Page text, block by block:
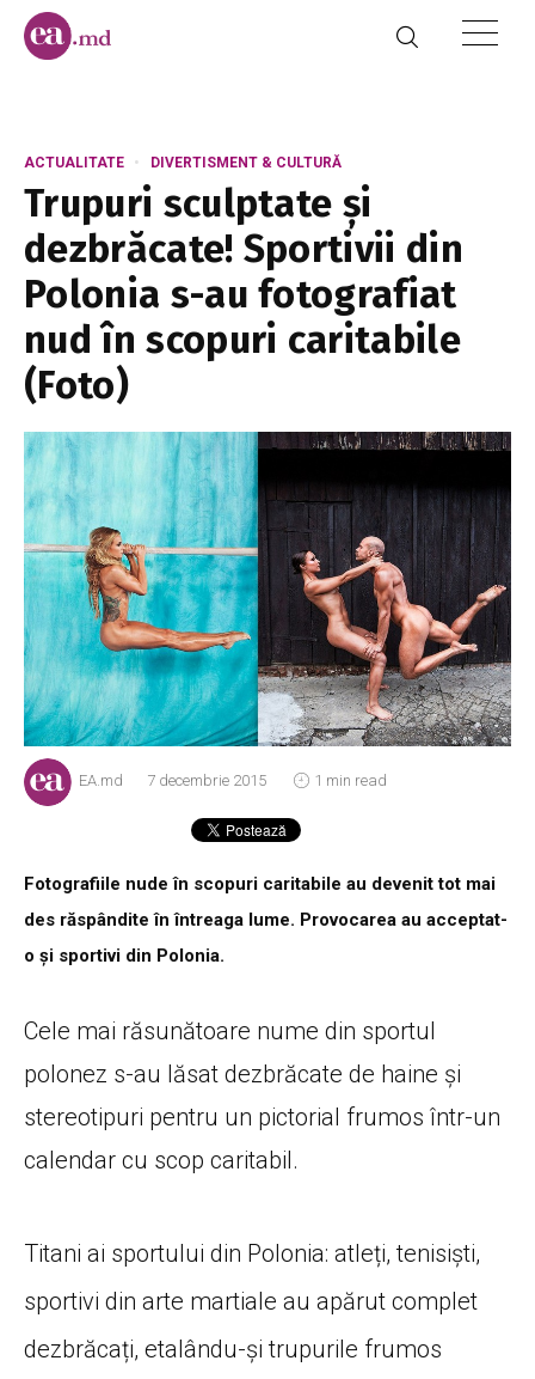
ACTUALITATE DIVERTISMENT & CULTURĂ
Trupuri sculptate și
dezbrăcate! Sportivii din
Polonia s-au fotografiat
nud în scopuri caritabile
(Foto)
EA.md 7 decembrie 2015 1 min read
Fotografiile nude în scopuri caritabile au devenit tot mai
des răspândite în întreaga lume. Provocarea au acceptat-
o și sportivi din Polonia.
Cele mai răsunătoare nume din sportul
polonez s-au lăsat dezbrăcate de haine și
stereotipuri pentru un pictorial frumos într-un
calendar cu scop caritabil.
Titani ai sportului din Polonia: atleți, tenisiști,
sportivi din arte martiale au apărut complet
dezbrăcați, etalându-și trupurile frumos